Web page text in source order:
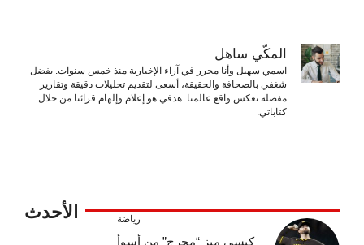
المكّي ساهل
اسمي سهيل وأنا محرر في آراء الإخبارية منذ خمس سنوات. بفضل
شغفي بالصحافة والحقيقة، أسعى لتقديم تحليلات دقيقة وتقارير
مفصلة تعكس واقع عالمنا. هدفي هو إعلام وإلهام قرائنا من خلال
كتاباتي.
الأحدث رياضة
كيسي ميز “محرج” من أسوأ